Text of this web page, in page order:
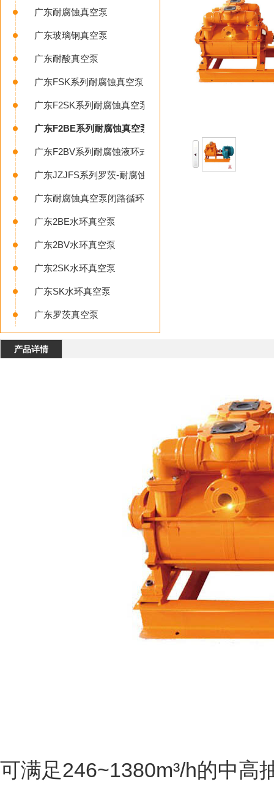
广东耐腐蚀真空泵
广东玻璃钢真空泵
广东耐酸真空泵
广东FSK系列耐腐蚀真空泵
广东F2SK系列耐腐蚀真空泵
广东F2BE系列耐腐蚀真空泵
广东F2BV系列耐腐蚀液环式真空泵
广东JZJFS系列罗茨-耐腐蚀液环真空机组
广东耐腐蚀真空泵闭路循环系统
广东2BE水环真空泵
广东2BV水环真空泵
广东2SK水环真空泵
广东SK水环真空泵
广东罗茨真空泵
产品详情
可满足246~1380m³/h的中高